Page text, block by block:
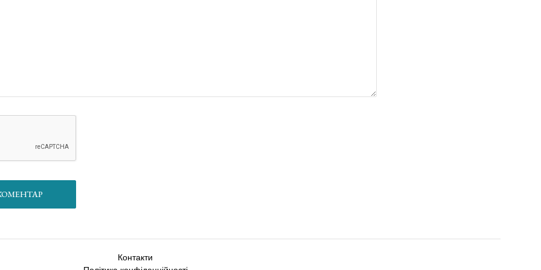
КОМЕНТАР
Контакти